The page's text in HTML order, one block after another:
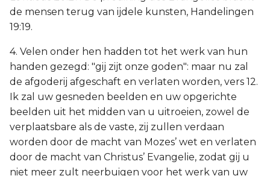
de mensen terug van ijdele kunsten, Handelingen
19:19.
4. Velen onder hen hadden tot het werk van hun
handen gezegd: "gij zijt onze goden": maar nu zal
de afgoderij afgeschaft en verlaten worden, vers 12.
Ik zal uw gesneden beelden en uw opgerichte
beelden uit het midden van u uitroeien, zowel de
verplaatsbare als de vaste, zij zullen verdaan
worden door de macht van Mozes’ wet en verlaten
door de macht van Christus’ Evangelie, zodat gij u
niet meer zult neerbuigen voor het werk van uw